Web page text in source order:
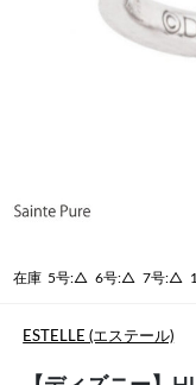
在庫 5号:△ 6号:△ 7号:△
ESTELLE (エステール)